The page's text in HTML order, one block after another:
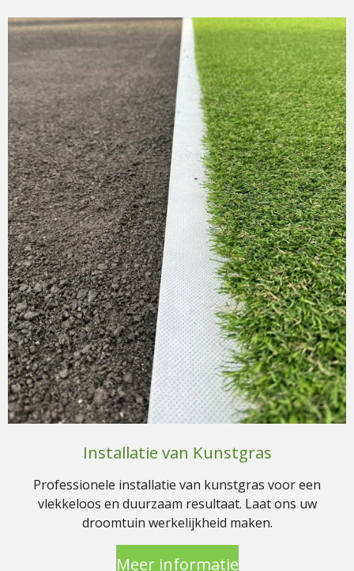
Installatie van Kunstgras
Professionele installatie van kunstgras voor een
vlekkeloos en duurzaam resultaat. Laat ons uw
droomtuin werkelijkheid maken.
Meer informatie